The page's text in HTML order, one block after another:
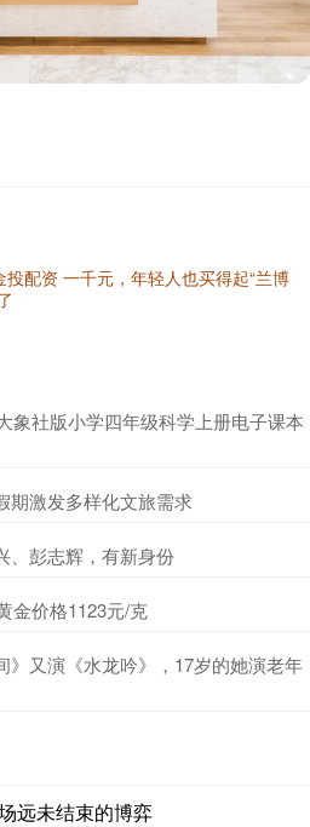
投配资 一千元，年轻人也买得起“兰博
象社版小学四年级科学上册电子课本
期激发多样化文旅需求
、彭志辉，有新身份
金价格1123元/克
》又演《水龙吟》，17岁的她演老年
远未结束的博弈